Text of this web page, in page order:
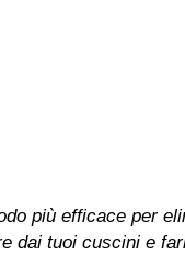
più efficace per
dai tuoi cuscini e